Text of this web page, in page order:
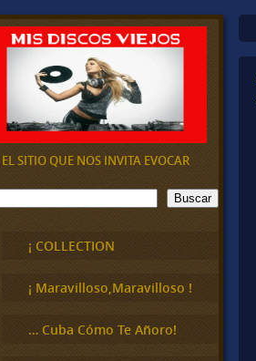
EL SITIO QUE NOS INVITA EVOCAR
Buscar
¡ COLLECTION
¡ Maravilloso,Maravilloso !
… Cuba Cómo Te Añoro!